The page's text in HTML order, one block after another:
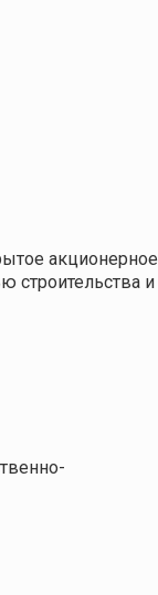
акционерное
строительства и